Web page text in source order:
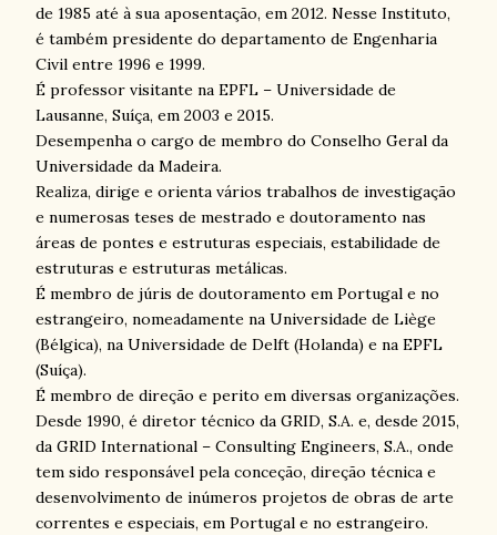
de 1985 até à sua aposentação, em 2012. Nesse Instituto,
é também presidente do departamento de Engenharia
Civil entre 1996 e 1999.
É professor visitante na EPFL – Universidade de
Lausanne, Suíça, em 2003 e 2015.
Desempenha o cargo de membro do Conselho Geral da
Universidade da Madeira.
Realiza, dirige e orienta vários trabalhos de investigação
e numerosas teses de mestrado e doutoramento nas
áreas de pontes e estruturas especiais, estabilidade de
estruturas e estruturas metálicas.
É membro de júris de doutoramento em Portugal e no
estrangeiro, nomeadamente na Universidade de Liège
(Bélgica), na Universidade de Delft (Holanda) e na EPFL
(Suíça).
É membro de direção e perito em diversas organizações.
Desde 1990, é diretor técnico da GRID, S.A. e, desde 2015,
da GRID International – Consulting Engineers, S.A., onde
tem sido responsável pela conceção, direção técnica e
desenvolvimento de inúmeros projetos de obras de arte
correntes e especiais, em Portugal e no estrangeiro.